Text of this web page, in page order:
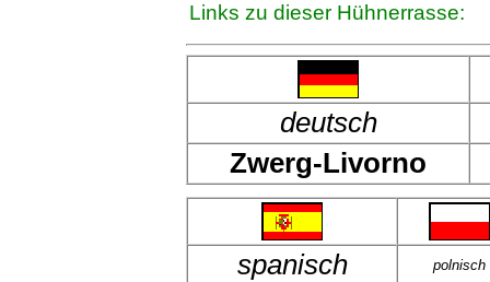
Links zu dieser Hühnerrasse:
deutsch
Zwerg-Livorno
spanisch polnisch